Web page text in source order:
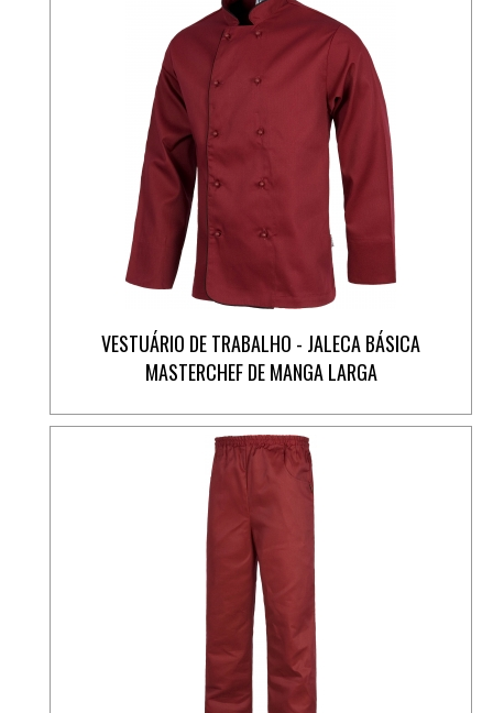
VESTUÁRIO DE TRABALHO - JALECA BÁSICA
MASTERCHEF DE MANGA LARGA